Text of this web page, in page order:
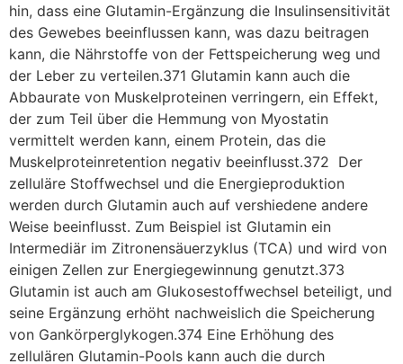
hin, dass eine Glutamin-Ergänzung die Insulinsensitivität
des Gewebes beeinflussen kann, was dazu beitragen
kann, die Nährstoffe von der Fettspeicherung weg und
der Leber zu verteilen.371 Glutamin kann auch die
Abbaurate von Muskelproteinen verringern, ein Effekt,
der zum Teil über die Hemmung von Myostatin
vermittelt werden kann, einem Protein, das die
Muskelproteinretention negativ beeinflusst.372 Der
zelluläre Stoffwechsel und die Energieproduktion
werden durch Glutamin auch auf vershiedene andere
Weise beeinflusst. Zum Beispiel ist Glutamin ein
Intermediär im Zitronensäuerzyklus (TCA) und wird von
einigen Zellen zur Energiegewinnung genutzt.373
Glutamin ist auch am Glukosestoffwechsel beteiligt, und
seine Ergänzung erhöht nachweislich die Speicherung
von Gankörperglykogen.374 Eine Erhöhung des
zellulären Glutamin-Pools kann auch die durch